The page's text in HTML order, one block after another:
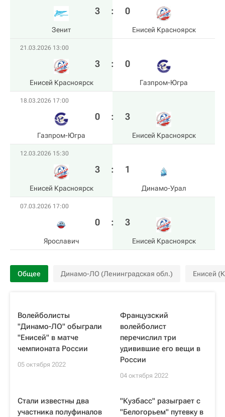
Зенит
3 : 0
Енисей Красноярск
21.03.2026 13:00
Енисей Красноярск
3 : 0
Газпром-Югра
18.03.2026 17:00
Газпром-Югра
0 : 3
Енисей Красноярск
12.03.2026 15:30
Енисей Красноярск
3 : 1
Динамо-Урал
07.03.2026 17:00
Ярославич
0 : 3
Енисей Красноярск
Общее Динамо-ЛО (Ленинградская обл.) Енисей
Волейболисты
"Динамо-ЛО" обыграли
"Енисей" в матче
чемпионата России
05 октября 2022
Французский
волейболист
перечислил три
удивившие его вещи в
России
04 октября 2022
Стали известны два
участника полуфиналов
"Кузбасс" разыграет с
"Белогорьем" путевку в